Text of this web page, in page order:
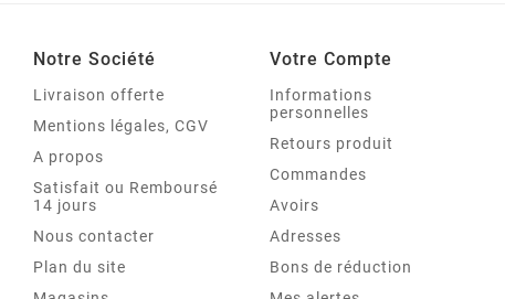
Notre Société
Livraison offerte
Mentions légales, CGV
A propos
Satisfait ou Remboursé
14 jours
Nous contacter
Plan du site
Votre Compte
Informations
personnelles
Retours produit
Commandes
Avoirs
Adresses
Bons de réduction